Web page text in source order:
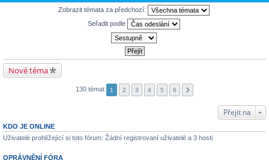
Zobrazit témata za předchozí:
Seřadit podle
Nové téma
130 témat 1 2 3 4 5 6
Přejít na
KDO JE ONLINE
Uživatelé prohlížející si toto fórum: Žádní registrovaní uživatelé a 3 hosti
OPRÁVNĚNÍ FÓRA